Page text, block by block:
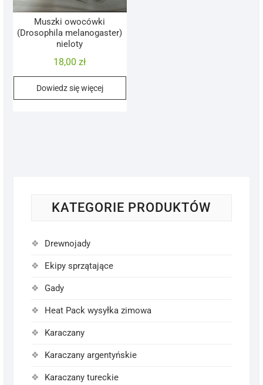
Muszki owocówki
(Drosophila melanogaster)
nieloty
18,00zł
Dowiedz się więcej
KATEGORIE PRODUKTÓW
Drewnojady
Ekipy sprzątające
Gady
Heat Pack wysyłka zimowa
Karaczany
Karaczany argentyńskie
Karaczany tureckie